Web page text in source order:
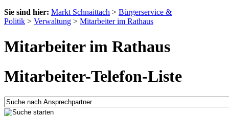
Sie sind hier: Markt Schnaittach > Bürgerservice &
Politik > Verwaltung > Mitarbeiter im Rathaus
Mitarbeiter im Rathaus
Mitarbeiter-Telefon-Liste